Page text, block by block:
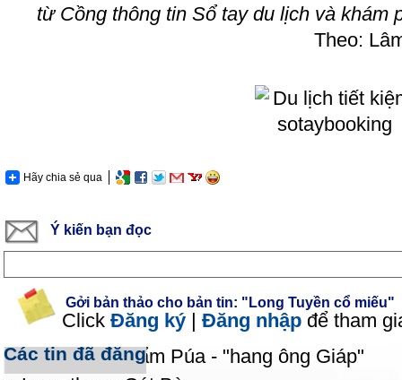
từ Cồng thông tin Sổ tay du lịch và khám
Theo:
Hãy chia sẻ qua
Ý kiến bạn đọc
Gởi bản thảo cho bản tin: "Long Tuyền cổ miếu"
Click Đăng ký | Đăng nhập để tham
Các tin đã đăng
Khám phá Thẩm Púa - "hang ông Giáp"